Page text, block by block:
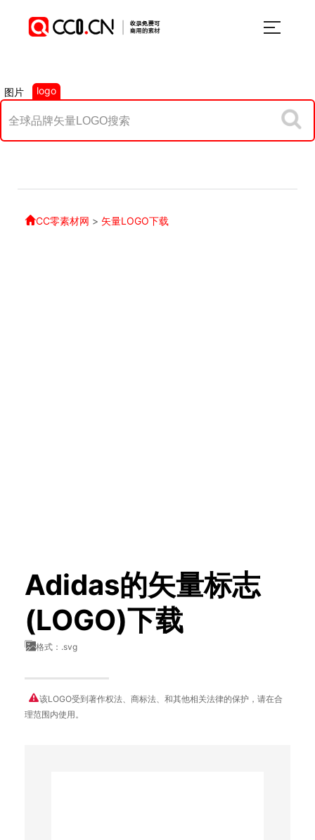
图片 logo
CC零素材网 > 矢量LOGO下载
Adidas的矢量标志
(LOGO)下载
格式：.svg
该LOGO受到著作权法、商标法、和其他相关法律的保护，请在合
理范围内使用。